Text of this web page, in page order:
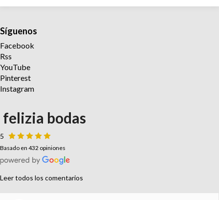
Síguenos
Facebook
Rss
YouTube
Pinterest
Instagram
felizia bodas
5
Basado en 432 opiniones
Leer todos los comentarios